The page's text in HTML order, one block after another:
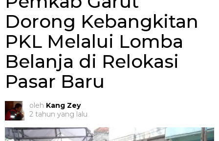
Dorong Kebangkitan
PKL Melalui Lomba
Belanja di Relokasi
Pasar Baru
oleh Kang Zey
2 tahun yang lalu